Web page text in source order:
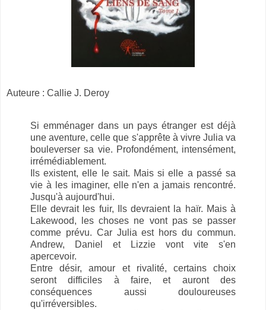
Auteure : Callie J. Deroy
Si emménager dans un pays étranger est déjà
une aventure, celle que s'apprête à vivre Julia va
bouleverser sa vie. Profondément, intensément,
irrémédiablement.
Ils existent, elle le sait. Mais si elle a passé sa
vie à les imaginer, elle n'en a jamais rencontré.
Jusqu'à aujourd'hui.
Elle devrait les fuir, Ils devraient la haïr. Mais à
Lakewood, les choses ne vont pas se passer
comme prévu. Car Julia est hors du commun.
Andrew, Daniel et Lizzie vont vite s'en
apercevoir.
Entre désir, amour et rivalité, certains choix
seront difficiles à faire, et auront des
conséquences aussi douloureuses
qu'irréversibles.